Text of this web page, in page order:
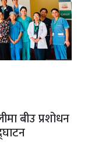
बीउ प्रशोधन